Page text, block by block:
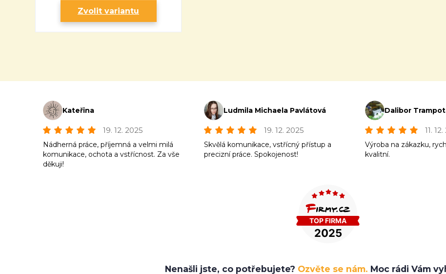
Zvolit variantu
Kateřina
19. 12. 2025
Nádherná práce, příjemná a velmi milá
komunikace, ochota a vstřícnost. Za vše
děkuji!
Ludmila Michaela Pavlátová
19. 12. 2025
Skvělá komunikace, vstřícný přístup a
precizní práce. Spokojenost!
Dalibor
11.
Výroba na zákazku,
kvalitní.
Nenašli jste, co potřebujete? Ozvěte se nám. Moc rádi Vám